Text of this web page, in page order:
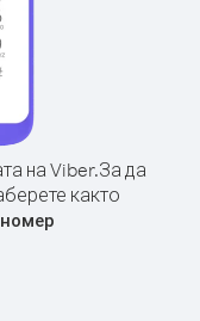
на Viber.За да
както